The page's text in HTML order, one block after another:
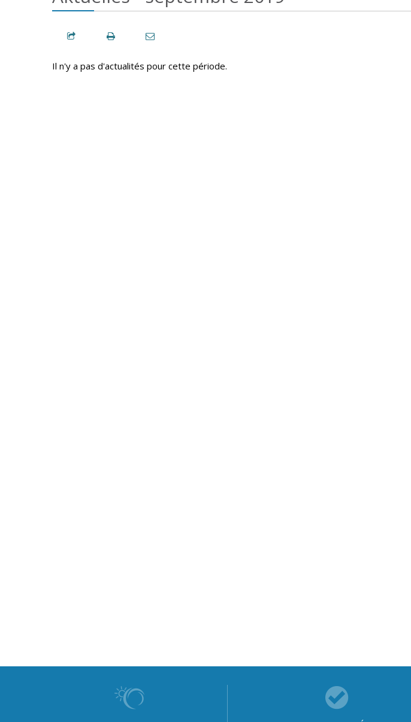
Il n'y a pas d'actualités pour cette période.